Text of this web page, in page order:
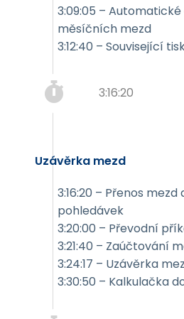
3:09:05 –
měsíčních mezd
3:12:40 – Související
3:16:20
Uzávěrka mezd
3:16:20 – Přenos mezd
pohledávek
3:20:00 – Převodní
3:21:40 – Zaúčtování
3:24:17 – Uzávěrka
3:30:50 – Kalkulačka